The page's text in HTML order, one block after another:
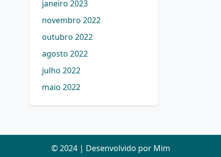
janeiro 2023
novembro 2022
outubro 2022
agosto 2022
julho 2022
maio 2022
© 2024 | Desenvolvido por Mim